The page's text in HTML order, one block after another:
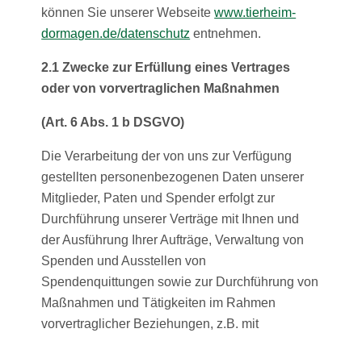
können Sie unserer Webseitewww.tierheim-
dormagen.de/datenschutz entnehmen.
2.1 Zwecke zur Erfüllung eines Vertrages
oder von vorvertraglichen Maßnahmen
(Art. 6 Abs. 1 b DSGVO)
Die Verarbeitung der von uns zur Verfügung
gestellten personenbezogenen Daten unserer
Mitglieder, Paten und Spender erfolgt zur
Durchführung unserer Verträge mit Ihnen und
der Ausführung Ihrer Aufträge, Verwaltung von
Spenden und Ausstellen von
Spendenquittungen sowie zur Durchführung von
Maßnahmen und Tätigkeiten im Rahmen
vorvertraglicher Beziehungen, z.B. mit